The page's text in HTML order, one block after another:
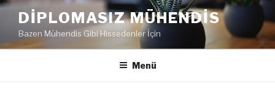
İçeriğe
DIPLOMASIZ MÜHENDIS
Bazen Mühendis Gibi Hissedenler İçin
Menü